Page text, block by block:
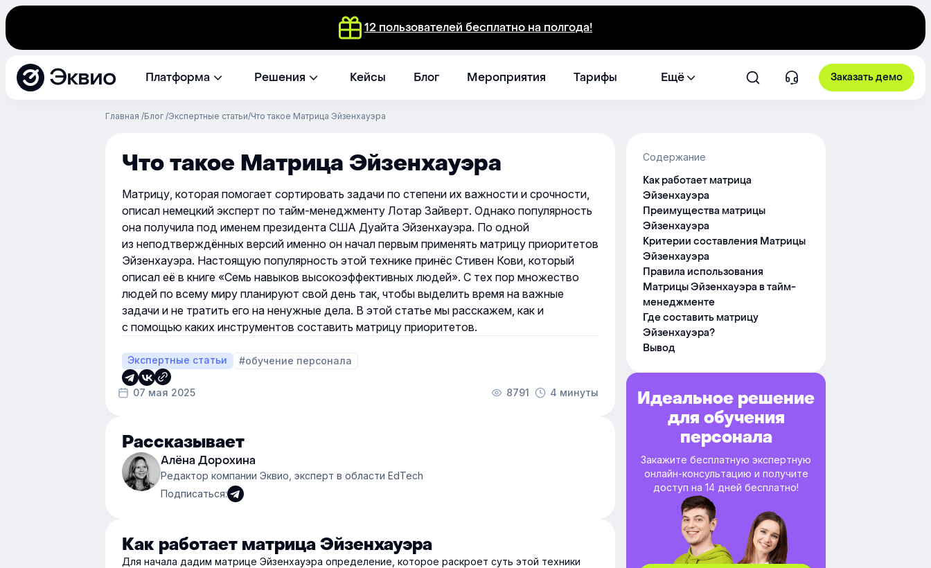
12 пользователей бесплатно на полгода!
Эквио Платформа Решения Кейсы Блог Мероприятия Тарифы Ещё Заказать демо
Главная Блог Экспертные статьи Что такое Матрица Эйзенхауэра
Что такое Матрица Эйзенхауэра
Матрицу, которая помогает сортировать задачи по степени их важности и срочности,
описал немецкий эксперт по тайм-менеджменту Лотар Зайверт. Однако популярность
она получила под именем президента США Дуайта Эйзенхауэра. По одной
из неподтверждённых версий именно он начал первым применять матрицу приоритетов
Эйзенхауэра. Настоящую популярность этой технике принёс Стивен Кови, который
описал её в книге «Семь навыков высокоэффективных людей». С тех пор множество
людей по всему миру планируют свой день так, чтобы выделить время на важные
задачи и не тратить его на ненужные дела. В этой статье мы расскажем, как и
с помощью каких инструментов составить матрицу приоритетов.
Экспертные статьи #обучение персонала
07 мая 2025 8791 4 минуты
Рассказывает
Алёна Дорохина
Редактор компании Эквио, эксперт в области EdTech
Подписаться:
Как работает матрица Эйзенхауэра
Для начала дадим матрице Эйзенхауэра определение, которое раскроет суть этой техники
Содержание
Как работает матрица
Эйзенхауэра
Преимущества матрицы
Эйзенхауэра
Критерии составления Матрицы
Эйзенхауэра
Правила использования
Матрицы Эйзенхауэра в тайм-
менеджменте
Где составить матрицу
Эйзенхауэра?
Вывод
Идеальное решение
для обучения
персонала
Закажите бесплатную экспертную
онлайн-консультацию и получите
доступ на 14 дней бесплатно!